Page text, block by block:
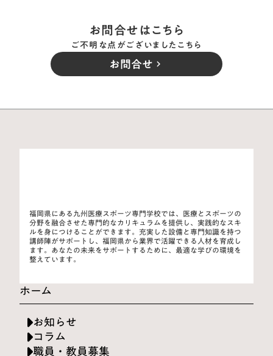
お問合せはこちら
ご不明な点がございましたこちら
お問合せ keyboard_arrow_right
福岡県にある九州医療スポーツ専門学校では、医療とスポーツの
分野を融合させた専門的なカリキュラムを提供し、実践的なスキ
ルを身につけることができます。充実した設備と専門知識を持つ
講師陣がサポートし、福岡県から業界で活躍できる人材を育成し
ます。あなたの未来をサポートするために、最適な学びの環境を
整えています。
ホーム
お知らせ
コラム
職員・教員募集